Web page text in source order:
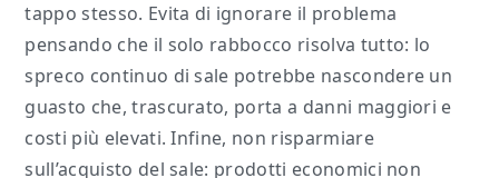
tappo stesso. Evita di ignorare il problema
pensando che il solo rabbocco risolva tutto: lo
spreco continuo di sale potrebbe nascondere un
guasto che, trascurato, porta a danni maggiori e
costi più elevati. Infine, non risparmiare
sull’acquisto del sale: prodotti economici non